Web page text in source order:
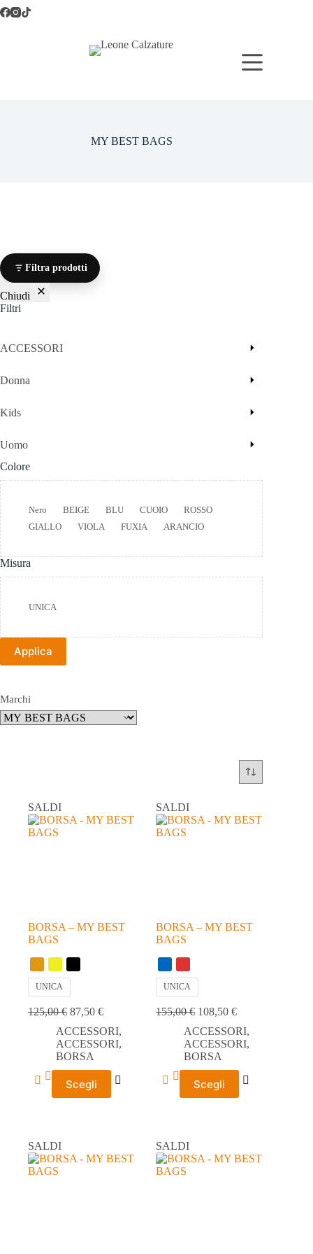
Salta
al
MY BEST BAGS
SALDI
BORSA – MY BEST
BAGS
UNICA
125,00€ 87,50 €
ACCESSORI,
ACCESSORI,
BORSA
Scegli
Questo
prodotto
opzioni
possono
essere
SALDI
BORSA – MY BEST
BAGS
UNICA
155,00€ 108,50€
ACCESSORI,
ACCESSORI,
BORSA
Scegli
Questo
prodotto
opzioni
possono
essere
SALDI SALDI
Filtra prodotti
Chiudi
Filtri
ACCESSORI
Donna
Kids
Uomo
Colore
Colore
Nero BEIGE BLU CUOIO
ROSSO
GIALLO
VIOLA FUXIA ARANCIO
Misura
Taglia
UNICA
Applica
Marchi